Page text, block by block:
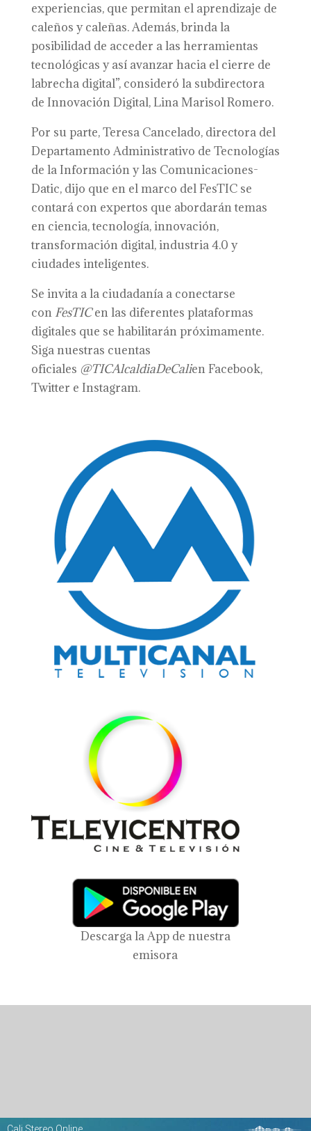
experiencias, que permitan el aprendizaje de
caleños y caleñas. Además, brinda la
posibilidad de acceder a las herramientas
tecnológicas y así avanzar hacia el cierre de
labrecha digital”, consideró la subdirectora
de Innovación Digital, Lina Marisol Romero.
Por su parte, Teresa Cancelado, directora del
Departamento Administrativo de Tecnologías
de la Información y las Comunicaciones-
Datic, dijo que en el marco del FesTIC se
contará con expertos que abordarán temas
en ciencia, tecnología, innovación,
transformación digital, industria 4.0 y
ciudades inteligentes.
Se invita a la ciudadanía a conectarse
con FesTICen las diferentes plataformas
digitales que se habilitarán próximamente.
Siga nuestras cuentas
oficiales @TICAlcaldiaDeCalien Facebook,
Twitter e Instagram.
Descarga la App de nuestra
emisora